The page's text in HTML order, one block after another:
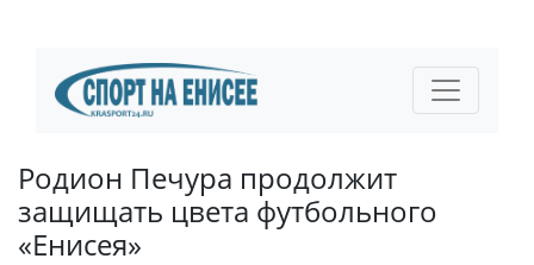
Родион Печура продолжит
защищать цвета футбольного
«Енисея»